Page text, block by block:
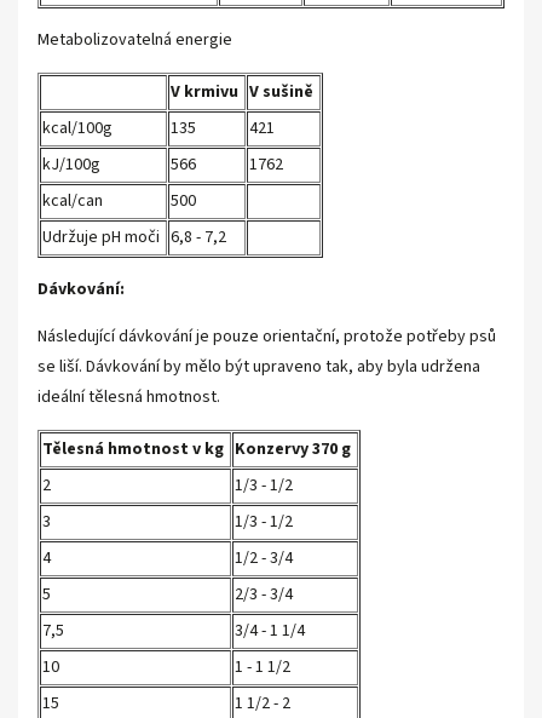
Metabolizovatelná energie
V krmivu V sušině
kcal/100g
135
421
kJ/100g
566
1762
kcal/can
500
Udržuje pH moči 6,8 - 7,2
Dávkování:
Následující dávkování je pouze orientační, protože potřeby psů
se liší. Dávkování by mělo být upraveno tak, aby byla udržena
ideální tělesná hmotnost.
Tělesná hmotnost v kg Konzervy 370 g
2
1/3 - 1/2
3
1/3 - 1/2
4
1/2 - 3/4
5
2/3 - 3/4
7,5
3/4 - 1 1/4
10
1 - 1 1/2
15
1 1/2 - 2